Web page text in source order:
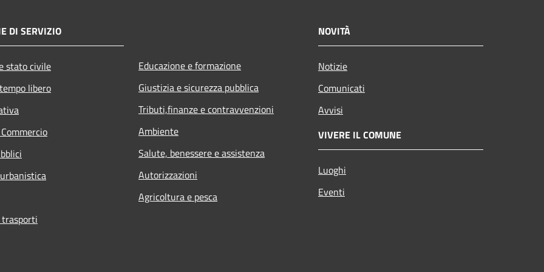
DI SERVIZIO
stato civile
libero
Educazione e formazione
Giustizia e sicurezza pubblica
Tributi,finanze e contravvenzioni
Ambiente
Salute, benessere e assistenza
Autorizzazioni
Agricoltura e pesca
NOVITÀ
Notizie
Comunicati
Avvisi
VIVERE IL COMUNE
Luoghi
Eventi